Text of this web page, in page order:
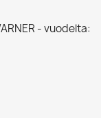
- vuodelta: